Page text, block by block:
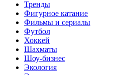
Тренды
Фигурное катание
Фильмы и сериалы
Футбол
Хоккей
Шахматы
Шоу-бизнес
Экология